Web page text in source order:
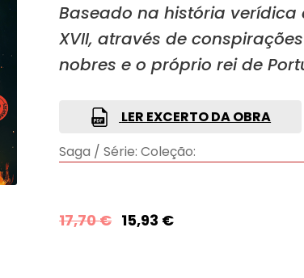
Baseado na história verídica
XVII, através de
nobres e o próprio rei de
LER EXCERTO DA OBRA
Saga / Série: Coleção:
17,70€ 15,93 €